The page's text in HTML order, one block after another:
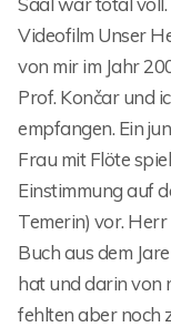
Videofilm Unser
von mir im Jahr
Prof. Končar und
empfangen. Ein
Frau mit Flöte
Einstimmung auf
Temerin) vor.
Buch aus dem
hat und darin von
fehlten aber noch